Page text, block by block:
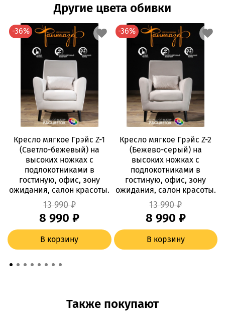
Другие цвета обивки
-36%
Кресло мягкое Грэйс Z-1
(Светло-бежевый) на
высоких ножках с
подлокотниками в
гостиную, офис, зону
ожидания, салон красоты.
13 990 ₽
8 990 ₽
В корзину
-36%
Кресло мягкое Грэйс Z-2
(Бежево-серый) на
высоких ножках с
подлокотниками в
гостиную, офис, зону
ожидания, салон красоты.
13 990 ₽
8 990 ₽
В корзину
Также покупают